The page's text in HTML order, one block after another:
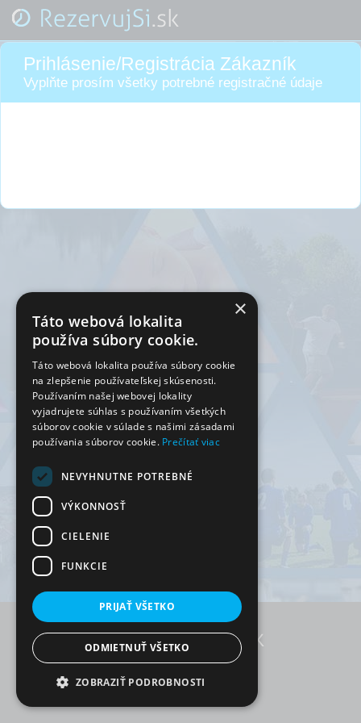
Prihlásenie/Registrácia Zákazník
Vyplňte prosím všetky potrebné registračné údaje
×
Táto webová lokalita
používa súbory cookie.
Táto webová lokalita používa súbory cookie
na zlepšenie používateľskej skúsenosti.
Používaním našej webovej lokality
vyjadrujete súhlas s používaním všetkých
súborov cookie v súlade s našimi zásadami
používania súborov cookie. Prečítať viac
NEVYHNUTNE POTREBNÉ
VÝKONNOSŤ
CIELENIE
FUNKCIE
PRIJAŤ VŠETKO
ODMIETNUŤ VŠETKO
ZOBRAZIŤ PODROBNOSTI